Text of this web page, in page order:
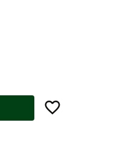
Lägg till i favoriter